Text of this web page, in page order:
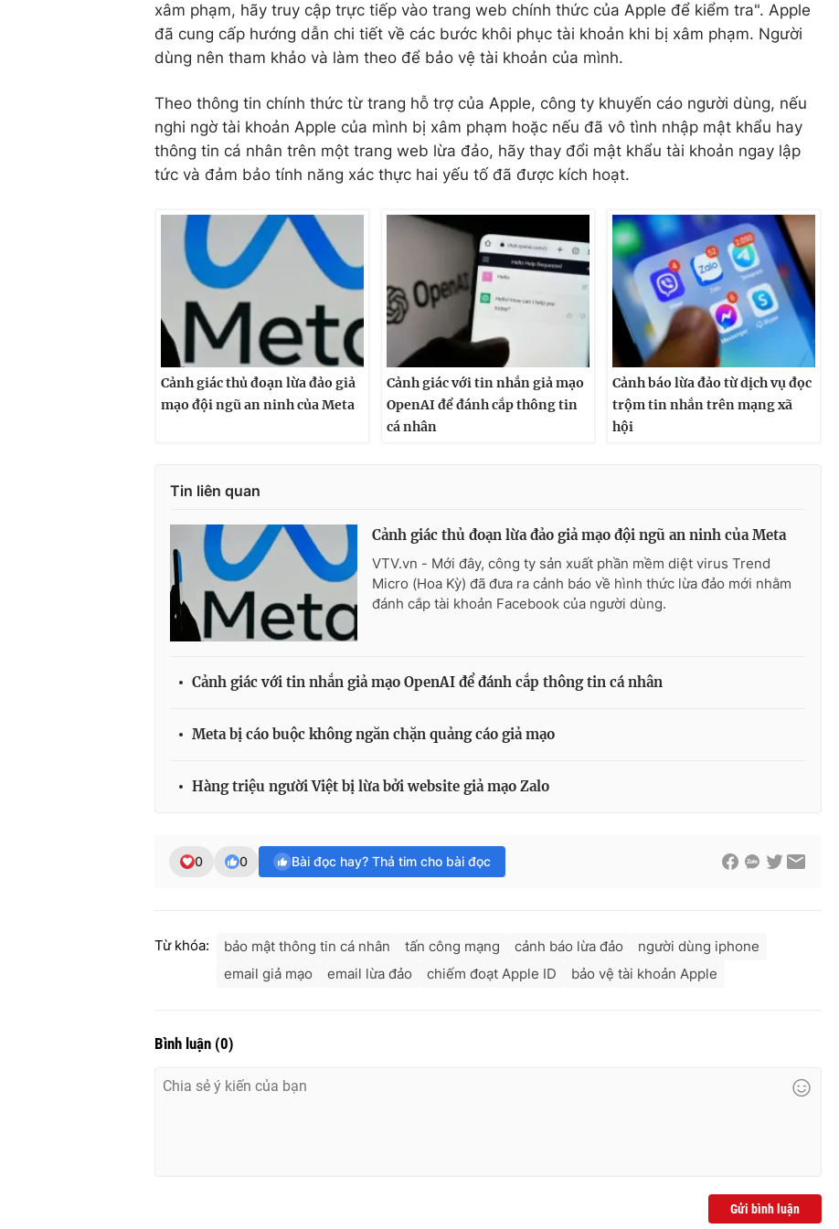
xâm phạm, hãy truy cập trực tiếp vào trang web chính thức của Apple để kiểm tra". Apple
đã cung cấp hướng dẫn chi tiết về các bước khôi phục tài khoản khi bị xâm phạm. Người
dùng nên tham khảo và làm theo để bảo vệ tài khoản của mình.
Theo thông tin chính thức từ trang hỗ trợ của Apple, công ty khuyến cáo người dùng, nếu
nghi ngờ tài khoản Apple của mình bị xâm phạm hoặc nếu đã vô tình nhập mật khẩu hay
thông tin cá nhân trên một trang web lừa đảo, hãy thay đổi mật khẩu tài khoản ngay lập
tức và đảm bảo tính năng xác thực hai yếu tố đã được kích hoạt.
Cảnh giác thủ đoạn lừa đảo giả
mạo đội ngũ an ninh của Meta
Cảnh giác với tin nhắn giả mạo
OpenAI để đánh cắp thông tin
cá nhân
Cảnh báo lừa đảo từ dịch vụ đọc
trộm tin nhắn trên mạng xã
hội
Tin liên quan
Cảnh giác thủ đoạn lừa đảo giả mạo đội ngũ an ninh của Meta
VTV.vn - Mới đây, công ty sản xuất phần mềm diệt virus Trend
Micro (Hoa Kỳ) đã đưa ra cảnh báo về hình thức lừa đảo mới nhằm
đánh cắp tài khoản Facebook của người dùng.
Cảnh giác với tin nhắn giả mạo OpenAI để đánh cắp thông tin cá nhân
Meta bị cáo buộc không ngăn chặn quảng cáo giả mạo
Hàng triệu người Việt bị lừa bởi website giả mạo Zalo
0 0 Bài đọc hay? Thả tim cho bài đọc
Từ khóa: bảo mật thông tin cá nhân tấn công mạng cảnh báo lừa đảo
người dùng iphone
email giả mạo
email lừa đảo chiếm đoạt Apple ID bảo vệ tài khoản Apple
Bình luận (0)
Gửi bình luận